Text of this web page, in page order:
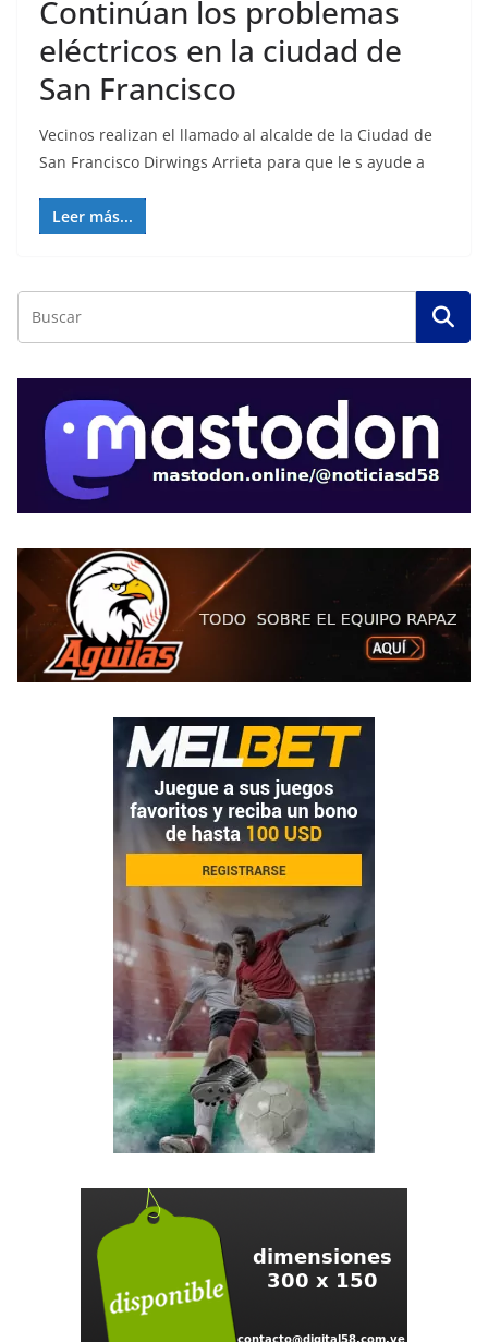
Continúan los problemas
eléctricos en la ciudad de
San Francisco
Vecinos realizan el llamado al alcalde de la Ciudad de
San Francisco Dirwings Arrieta para que le s ayude a
Leer más...